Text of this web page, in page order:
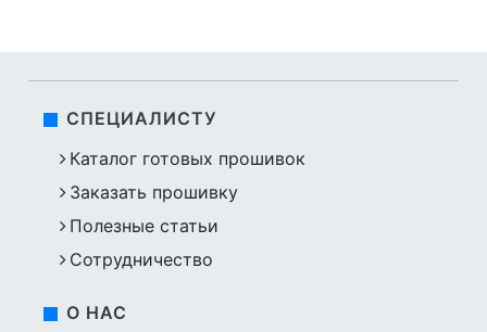
СПЕЦИАЛИСТУ
Каталог готовых прошивок
Заказать прошивку
Полезные статьи
Сотрудничество
О НАС